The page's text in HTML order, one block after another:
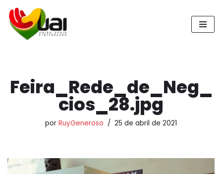
Pular
para
Feira_Rede_de_Neg_
cios_28.jpg
por RuyGeneroso 25 de abril de 2021